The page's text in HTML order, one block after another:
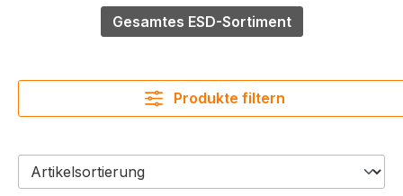
Gesamtes ESD-Sortiment
Produkte filtern